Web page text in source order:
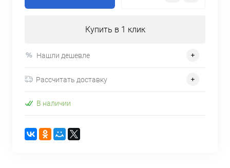
Купить в 1 клик
Нашли дешевле
Рассчитать доставку
В наличии